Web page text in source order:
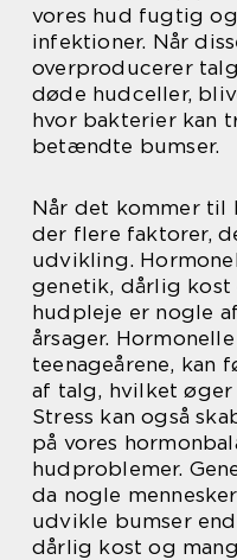
vores hud fugtig
infektioner. Når
overproducerer
døde hudceller,
hvor bakterier kan
betændte bumser.
Når det kommer til
der flere faktorer,
udvikling.
genetik, dårlig
hudpleje er nogle
årsager.
teenageårene, kan
af talg, hvilket øger
Stress kan også
på vores
hudproblemer.
da nogle
udvikle bumser
dårlig kost og